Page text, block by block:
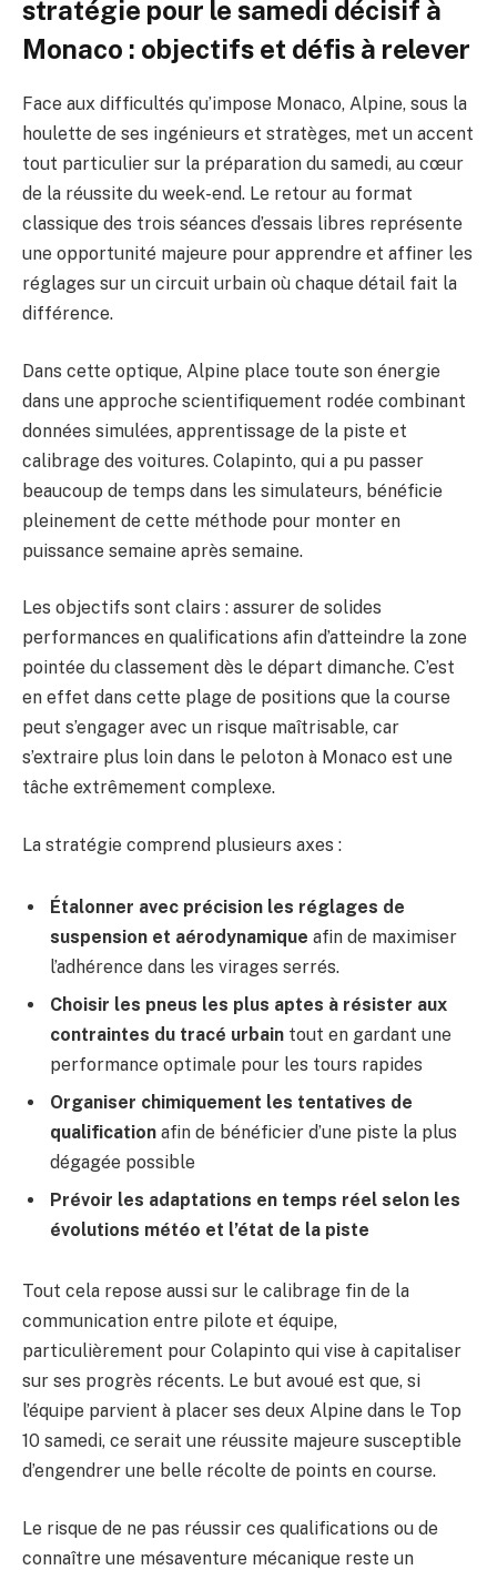
stratégie pour le samedi décisif à
Monaco : objectifs et défis à relever
Face aux difficultés qu’impose Monaco, Alpine, sous la
houlette de ses ingénieurs et stratèges, met un accent
tout particulier sur la préparation du samedi, au cœur
de la réussite du week-end. Le retour au format
classique des trois séances d’essais libres représente
une opportunité majeure pour apprendre et affiner les
réglages sur un circuit urbain où chaque détail fait la
différence.
Dans cette optique, Alpine place toute son énergie
dans une approche scientifiquement rodée combinant
données simulées, apprentissage de la piste et
calibrage des voitures. Colapinto, qui a pu passer
beaucoup de temps dans les simulateurs, bénéficie
pleinement de cette méthode pour monter en
puissance semaine après semaine.
Les objectifs sont clairs : assurer de solides
performances en qualifications afin d’atteindre la zone
pointée du classement dès le départ dimanche. C’est
en effet dans cette plage de positions que la course
peut s’engager avec un risque maîtrisable, car
s’extraire plus loin dans le peloton à Monaco est une
tâche extrêmement complexe.
La stratégie comprend plusieurs axes :
Étalonner avec précision les réglages de
suspension et aérodynamique afin de maximiser
l’adhérence dans les virages serrés.
Choisir les pneus les plus aptes à résister aux
contraintes du tracé urbain tout en gardant une
performance optimale pour les tours rapides
Organiser chimiquement les tentatives de
qualification afin de bénéficier d’une piste la plus
dégagée possible
Prévoir les adaptations en temps réel selon les
évolutions météo et l’état de la piste
Tout cela repose aussi sur le calibrage fin de la
communication entre pilote et équipe,
particulièrement pour Colapinto qui vise à capitaliser
sur ses progrès récents. Le but avoué est que, si
l’équipe parvient à placer ses deux Alpine dans le Top
10 samedi, ce serait une réussite majeure susceptible
d’engendrer une belle récolte de points en course.
Le risque de ne pas réussir ces qualifications ou de
connaître une mésaventure mécanique reste un